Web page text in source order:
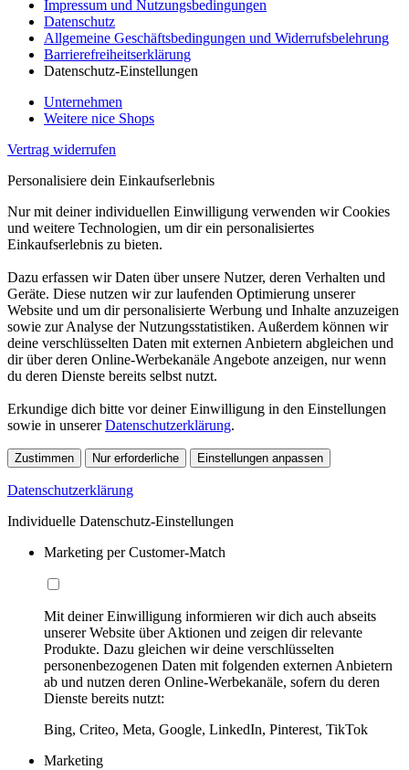
Impressum und Nutzungsbedingungen
Datenschutz
Allgemeine Geschäftsbedingungen und Widerrufsbelehrung
Barrierefreiheitserklärung
Datenschutz-Einstellungen
Unternehmen
Weitere nice Shops
Vertrag widerrufen
Personalisiere dein Einkaufserlebnis
Nur mit deiner individuellen Einwilligung verwenden wir Cookies
und weitere Technologien, um dir ein personalisiertes
Einkaufserlebnis zu bieten.
Dazu erfassen wir Daten über unsere Nutzer, deren Verhalten und
Geräte. Diese nutzen wir zur laufenden Optimierung unserer
Website und um dir personalisierte Werbung und Inhalte anzuzeigen
sowie zur Analyse der Nutzungsstatistiken. Außerdem können wir
deine verschlüsselten Daten mit externen Anbietern abgleichen und
dir über deren Online-Werbekanäle Angebote anzeigen, nur wenn
du deren Dienste bereits selbst nutzt.
Erkundige dich bitte vor deiner Einwilligung in den Einstellungen
sowie in unsererDatenschutzerklärung.
Zustimmen Nur erforderliche Einstellungen anpassen
Datenschutzerklärung
Individuelle Datenschutz-Einstellungen
Marketing per Customer-Match
Mit deiner Einwilligung informieren wir dich auch abseits
unserer Website über Aktionen und zeigen dir relevante
Produkte. Dazu gleichen wir deine verschlüsselten
personenbezogenen Daten mit folgenden externen Anbietern
ab und nutzen deren Online-Werbekanäle, sofern du deren
Dienste bereits nutzt:
Bing, Criteo, Meta, Google, LinkedIn, Pinterest, TikTok
Marketing